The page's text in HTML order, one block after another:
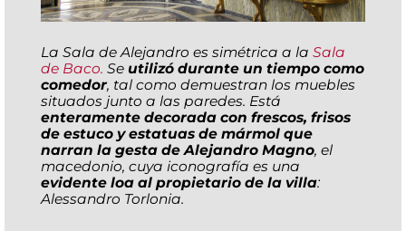
La Sala de Alejandro es simétrica a la Sala
de Baco. Se utilizó durante un tiempo como
comedor, tal como demuestran los muebles
situados junto a las paredes. Está
enteramente decorada con frescos, frisos
de estuco y estatuas de mármol que
narran la gesta de Alejandro Magno, el
macedonio, cuya iconografía es una
evidente loa al propietario de la villa:
Alessandro Torlonia.